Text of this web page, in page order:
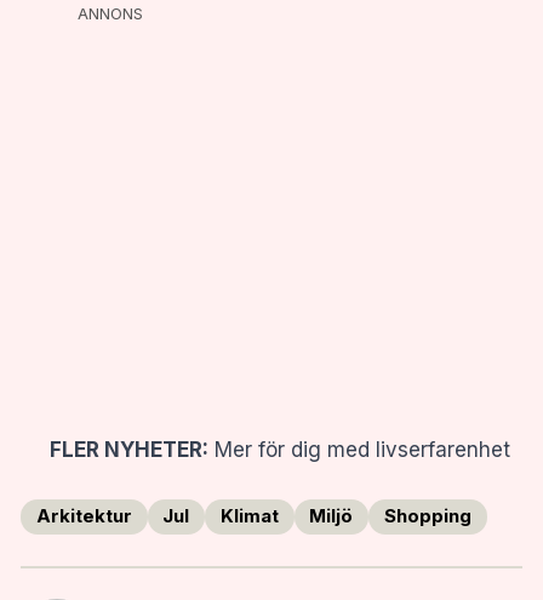
ANNONS
FLER NYHETER: Mer för dig med livserfarenhet
Arkitektur Jul Klimat Miljö Shopping